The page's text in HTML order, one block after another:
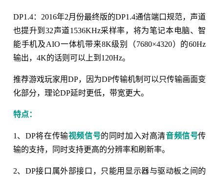
DP1.4：2016年2月份最终版的DP1.4通信端口规范，声道
也提升到32声道1536KHz采样率，将为笔记本电脑、智
能手机及AIO一体机带来8K级别（7680×4320）的60Hz
输出，4K的话则可以上到120Hz。
推荐游戏玩家用DP，因为DP传输机制可以只传输画面变
化部分，理论DP延时更低，带宽更大。
特点：
1、DP将在传输视频信号的同时加入对高清音频信号传
输的支持，同时支持更高的分辨率和刷新率。
2、DP接口属外部接口，只能用显示器与驱动板之间的